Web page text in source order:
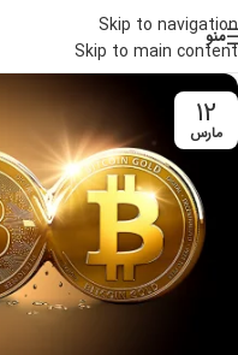
Skip to navigation
Skip to main content
منو
12
مارس